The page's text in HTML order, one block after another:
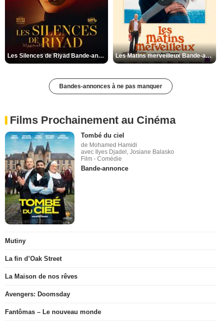
Les Silences de Riyad Bande-annonce VO STFR Les Matins merveilleux Bande-annonce VF
Bandes-annonces à ne pas manquer
Films Prochainement au Cinéma
Tombé du ciel
de Mohamed Hamidi
avec Ilyes Djadel, Josiane Balasko
Film - Comédie
Bande-annonce
Mutiny
La fin d’Oak Street
La Maison de nos rêves
Avengers: Doomsday
Fantômas – Le nouveau monde